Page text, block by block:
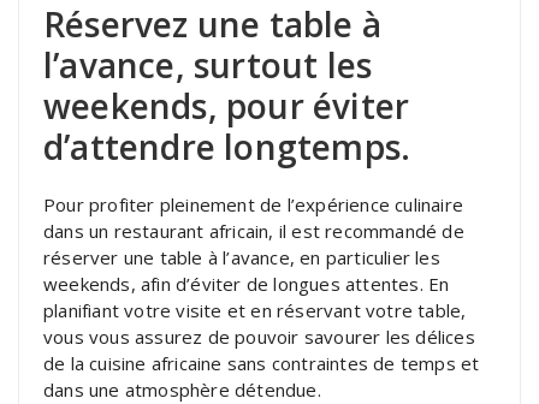
Réservez une table à
l’avance, surtout les
weekends, pour éviter
d’attendre longtemps.
Pour profiter pleinement de l’expérience culinaire
dans un restaurant africain, il est recommandé de
réserver une table à l’avance, en particulier les
weekends, afin d’éviter de longues attentes. En
planifiant votre visite et en réservant votre table,
vous vous assurez de pouvoir savourer les délices
de la cuisine africaine sans contraintes de temps et
dans une atmosphère détendue.